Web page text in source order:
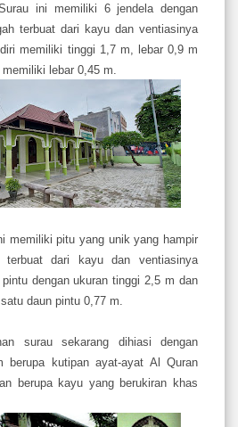
ini memiliki 6 jendela dengan
terbuat dari kayu dan ventiasinya
memiliki tinggi 1,7 m, lebar 0,9 m
lebar 0,45 m.
memiliki pitu yang unik yang hampir
terbuat dari kayu dan ventiasinya
dengan ukuran tinggi 2,5 m dan
daun pintu 0,77 m.
surau sekarang dihiasi dengan
berupa kutipan ayat-ayat Al Quran
berupa kayu yang berukiran khas